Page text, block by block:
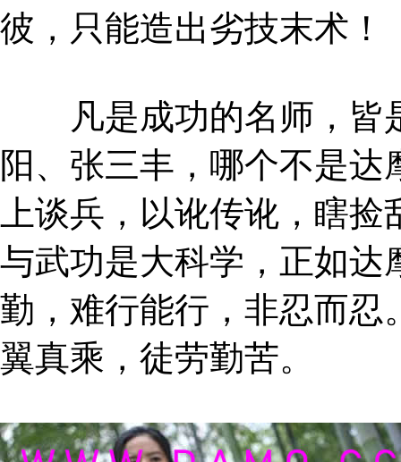
彼，只能造出劣技末术！
凡是成功的名师，皆
阳、张三丰，哪个不是
上谈兵，以讹传讹，瞎
与武功是大科学，正如达
勤，难行能行，非忍而忍
翼真乘，徒劳勤苦。